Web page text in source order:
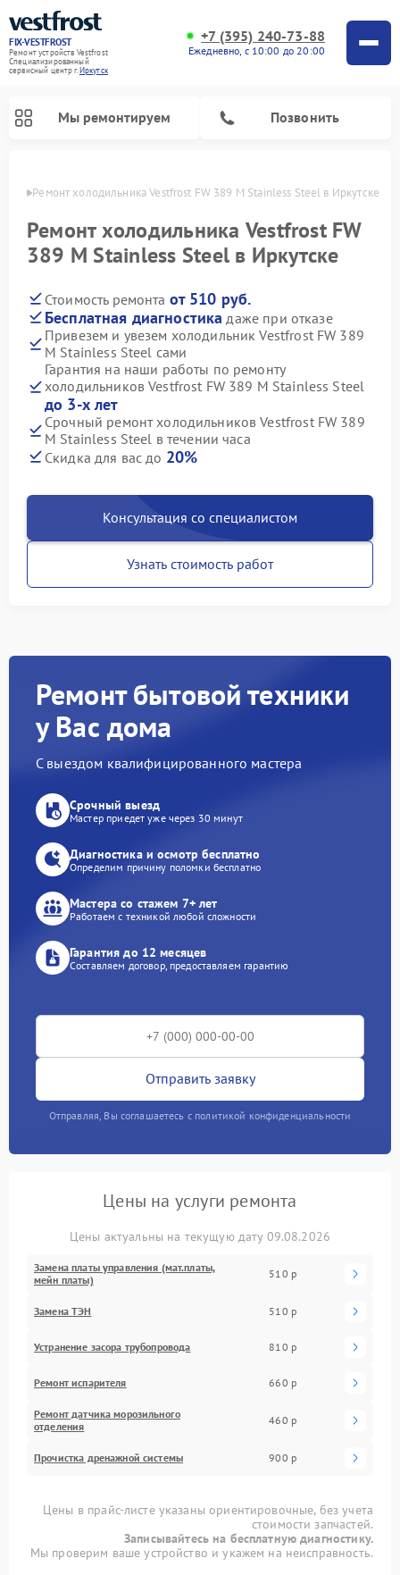
FIX-VESTFROST
Ремонт устройств Vestfrost
Специализированный
cервисный центр г.Иркутск
+7 (395) 240-73-88
Ежедневно, с 10:00 до 20:00
Мы ремонтируем Позвонить
Ремонт холодильника Vestfrost FW 389 M Stainless Steel в Иркутске
Ремонт холодильника Vestfrost FW
389 M Stainless Steel в Иркутске
Стоимость ремонта от 510 руб.
Бесплатная диагностика даже при отказе
Привезем и увезем холодильник Vestfrost FW 389
M Stainless Steel сами
Гарантия на наши работы по ремонту
холодильников Vestfrost FW 389 M Stainless Steel
до 3-х лет
Срочный ремонт холодильников Vestfrost FW 389
M Stainless Steel в течении часа
Скидка для вас до 20%
Консультация со специалистом
Узнать стоимость работ
Ремонт бытовой техники
у Вас дома
С выездом квалифицированного мастера
Срочный выезд
Мастер приедет уже через 30 минут
Диагностика и осмотр бесплатно
Определим причину поломки бесплатно
Мастера со стажем 7+ лет
Работаем с техникой любой сложности
Гарантия до 12 месяцев
Составляем договор, предоставляем гарантию
Отправить заявку
Отправляя, Вы соглашаетесь с политикой конфиденциальности
Цены на услуги ремонта
Цены актуальны на текущую дату 09.08.2026
Замена платы управления (мат.платы,
мейн платы)
510 р
Замена ТЭН 510 р
Устранение засора трубопровода 810 р
Ремонт испарителя 660 р
Ремонт датчика морозильного
отделения
460 р
Прочистка дренажной системы 900 р
Цены в прайс-листе указаны ориентировочные, без учета
стоимости запчастей.
Записывайтесь на бесплатную диагностику.
Мы проверим ваше устройство и укажем на неисправность.